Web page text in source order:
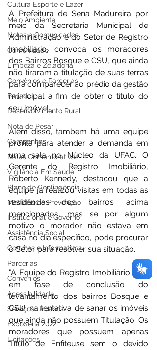
Cultura Esporte e Lazer
Meio Ambiente
Notas e Comunicados
Comunidade
Limpeza e Zeladoria
Convênios e Parcerias
Feriados
Desenvolvimento Rural
Nota de Pesar
Campanhas
Datas Comemorativas
Vigilância Em Saúde
Plano de Contingência
Medidas de Prevenção
Institucional e Governo
Assistência Social
Convites e Informativos
Parcerias
Convênios
Acessibilidade
Serviços Urbanos
ExpoSena 2022
Licitações
A Prefeitura de Sena Madureira por
meio da Secretaria Municipal de
Administração e do Setor de Registro
Imobiliário, convoca os moradores
dos Bairros Bosque e CSU, que ainda
não tiraram a titulação de suas terras
para comparecer ao prédio da gestão
municipal a fim de obter o título do
seu imóvel.
Além disso, também há uma equipe
pronta para atender a demanda em
uma sala no Núcleo da UFAC. O
Gerente do Registro Imobiliário,
Roberto Kennedy, destacou que a
equipe já realizou visitas em todas as
residências dos bairros acima
mencionados, mas se por algum
motivo o morador não estava em
casa no dia específico, pode procurar
o Setor para resolver sua situação.
"A Equipe do Registro Imobiliário está
em fase de conclusão do
levantamento dos bairros Bosque e
CSU, na tentativa de sanar os imóveis
que ainda não possuem Titulação. Os
moradores que possuem apenas
Título de Enfiteuse sem o devido